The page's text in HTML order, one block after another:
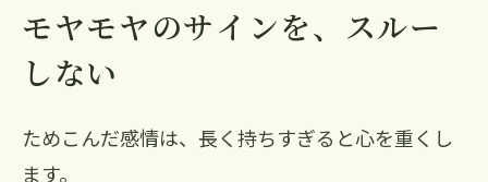
モヤモヤのサインを、スルー
しない
ためこんだ感情は、長く持ちすぎると心を重くし
ます。